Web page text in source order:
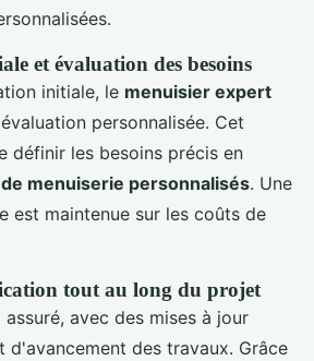
et évaluation des besoins
initiale, le menuisier expert
personnalisée. Cet
définir les besoins précis en
menuiserie personnalisés. Une
est maintenue sur les coûts de
tout au long du projet
avec des mises à jour
d'avancement des travaux. Grâce